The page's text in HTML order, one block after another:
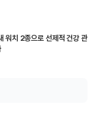
워치 2종으로 선제적 건강 관